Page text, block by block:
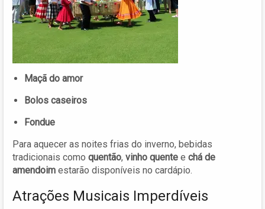
Maçã do amor
Bolos caseiros
Fondue
Para aquecer as noites frias do inverno, bebidas
tradicionais como quentão, vinho quente e chá de
amendoim estarão disponíveis no cardápio.
Atrações Musicais Imperdíveis